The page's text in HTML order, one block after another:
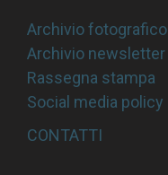
Archivio fotografico
Archivio newsletter
Rassegna stampa
Social media policy
CONTATTI